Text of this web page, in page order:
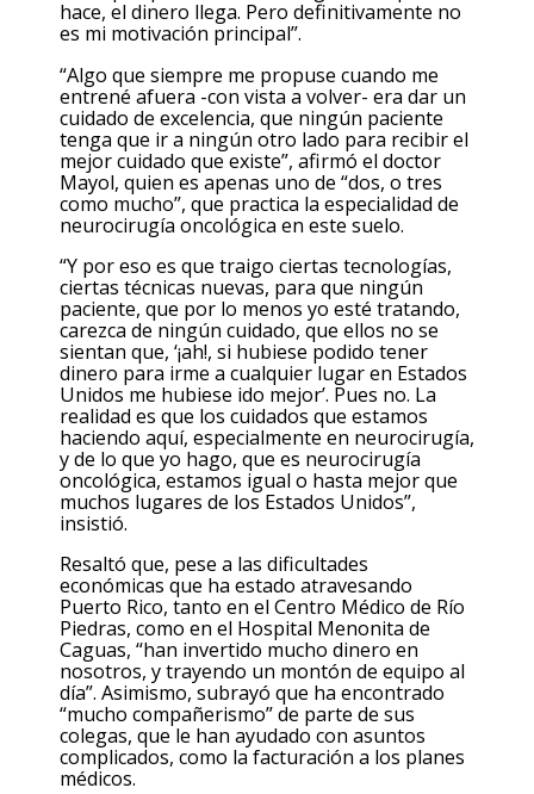
hace, el dinero llega. Pero definitivamente no
es mi motivación principal”.
“Algo que siempre me propuse cuando me
entrené afuera -con vista a volver- era dar un
cuidado de excelencia, que ningún paciente
tenga que ir a ningún otro lado para recibir el
mejor cuidado que existe”, afirmó el doctor
Mayol, quien es apenas uno de “dos, o tres
como mucho”, que practica la especialidad de
neurocirugía oncológica en este suelo.
“Y por eso es que traigo ciertas tecnologías,
ciertas técnicas nuevas, para que ningún
paciente, que por lo menos yo esté tratando,
carezca de ningún cuidado, que ellos no se
sientan que, ‘¡ah!, si hubiese podido tener
dinero para irme a cualquier lugar en Estados
Unidos me hubiese ido mejor’. Pues no. La
realidad es que los cuidados que estamos
haciendo aquí, especialmente en neurocirugía,
y de lo que yo hago, que es neurocirugía
oncológica, estamos igual o hasta mejor que
muchos lugares de los Estados Unidos”,
insistió.
Resaltó que, pese a las dificultades
económicas que ha estado atravesando
Puerto Rico, tanto en el Centro Médico de Río
Piedras, como en el Hospital Menonita de
Caguas, “han invertido mucho dinero en
nosotros, y trayendo un montón de equipo al
día”. Asimismo, subrayó que ha encontrado
“mucho compañerismo” de parte de sus
colegas, que le han ayudado con asuntos
complicados, como la facturación a los planes
médicos.